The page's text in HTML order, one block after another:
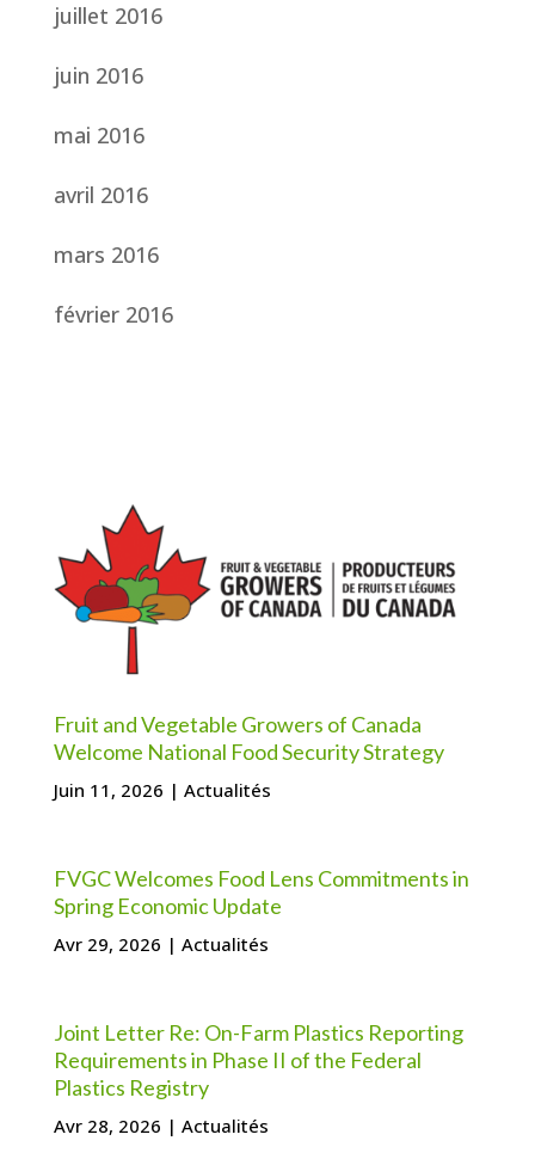
juillet 2016
juin 2016
mai 2016
avril 2016
mars 2016
février 2016
Fruit and Vegetable Growers of Canada
Welcome National Food Security Strategy
Juin 11, 2026 | Actualités
FVGC Welcomes Food Lens Commitments in
Spring Economic Update
Avr 29, 2026 | Actualités
Joint Letter Re: On-Farm Plastics Reporting
Requirements in Phase II of the Federal
Plastics Registry
Avr 28, 2026 | Actualités